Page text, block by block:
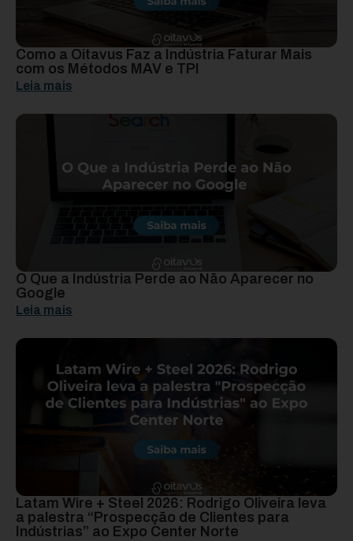
Como a Oitavus Faz a Indústria Faturar Mais
com os Métodos MAV e TPI
Leia mais
O Que a Indústria Perde ao Não Aparecer no
Google
Leia mais
Latam Wire + Steel 2026: Rodrigo Oliveira leva
a palestra “Prospecção de Clientes para
Indústrias” ao Expo Center Norte